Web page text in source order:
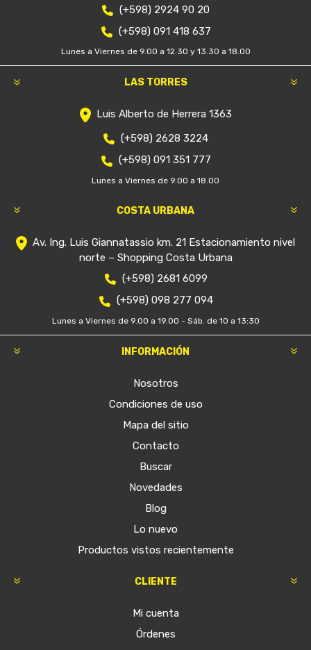
(+598) 2924 90 20
(+598) 091 418 637
Lunes a Viernes de 9.00 a 12.30 y 13.30 a 18.00
LAS TORRES
Luis Alberto de Herrera 1363
(+598) 2628 3224
(+598) 091 351 777
Lunes a Viernes de 9.00 a 18.00
COSTA URBANA
Av. Ing. Luis Giannatassio km. 21 Estacionamiento nivel
norte – Shopping Costa Urbana
(+598) 2681 6099
(+598) 098 277 094
Lunes a Viernes de 9.00 a 19.00 - Sáb. de 10 a 13:30
INFORMACIÓN
Nosotros
Condiciones de uso
Mapa del sitio
Contacto
Buscar
Novedades
Blog
Lo nuevo
Productos vistos recientemente
CLIENTE
Mi cuenta
Órdenes